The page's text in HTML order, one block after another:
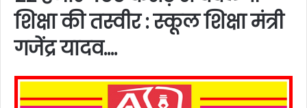
शिक्षा की तस्वीर : स्कूल शिक्षा मंत्री
गजेंद्र यादव….